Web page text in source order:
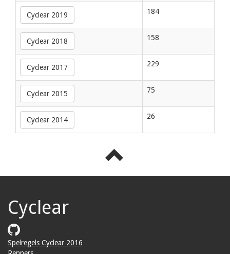
Cyclear 2019 184
Cyclear 2018 158
Cyclear 2017 229
Cyclear 2015 75
Cyclear 2014 26
Cyclear
Spelregels Cyclear 2016